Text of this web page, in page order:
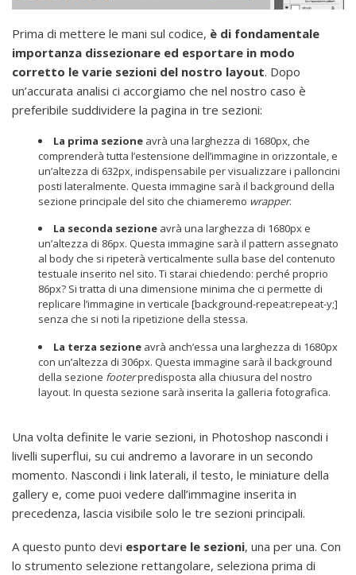
Prima di mettere le mani sul codice, è di fondamentale
importanza dissezionare ed esportare in modo
corretto le varie sezioni del nostro layout. Dopo
un’accurata analisi ci accorgiamo che nel nostro caso è
preferibile suddividere la pagina in tre sezioni:
La prima sezione avrà una larghezza di 1680px, che
comprenderà tutta l’estensione dell’immagine in orizzontale, e
un’altezza di 632px, indispensabile per visualizzare i palloncini
posti lateralmente. Questa immagine sarà il background della
sezione principale del sito che chiameremo wrapper.
La seconda sezione avrà una larghezza di 1680px e
un’altezza di 86px. Questa immagine sarà il pattern assegnato
al body che si ripeterà verticalmente sulla base del contenuto
testuale inserito nel sito. Ti starai chiedendo: perché proprio
86px? Si tratta di una dimensione minima che ci permette di
replicare l’immagine in verticale [background-repeat:repeat-y;]
senza che si noti la ripetizione della stessa.
La terza sezione avrà anch’essa una larghezza di 1680px
con un’altezza di 306px. Questa immagine sarà il background
della sezione footerpredisposta alla chiusura del nostro
layout. In questa sezione sarà inserita la galleria fotografica.
Una volta definite le varie sezioni, in Photoshop nascondi i
livelli superflui, su cui andremo a lavorare in un secondo
momento. Nascondi i link laterali, il testo, le miniature della
gallery e, come puoi vedere dall’immagine inserita in
precedenza, lascia visibile solo le tre sezioni principali.
A questo punto devi esportare le sezioni, una per una. Con
lo strumento selezione rettangolare, seleziona prima di